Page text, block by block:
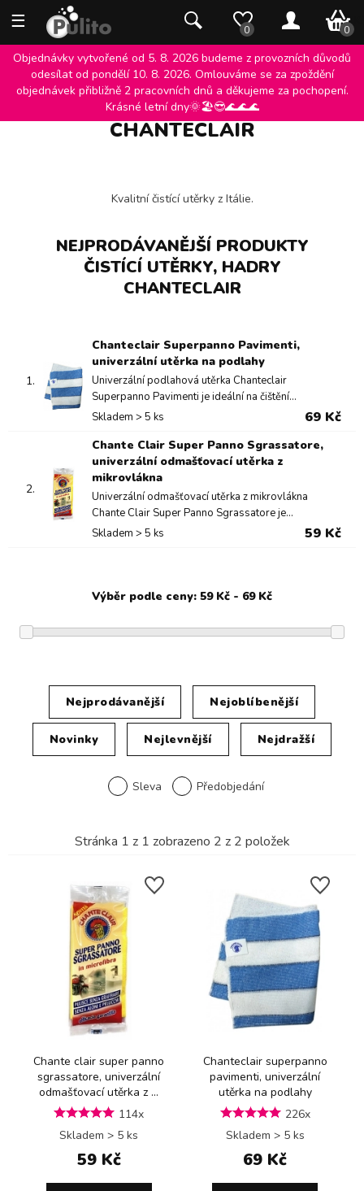
☰ 0 0
0
Objednávky vytvořené od 5. 8. 2026 budeme z provozních důvodů
odesílat od pondělí 10. 8. 2026. Omlouváme se za zpoždění
objednávek přibližně 2 pracovních dnů a děkujeme za pochopení.
Krásné letní dny🌞🏖️😎🌊🌊🌊
ČISTÍCÍ UTĚRKY, HADRY
CHANTECLAIR
Kvalitní čistící utěrky z Itálie.
NEJPRODÁVANĚJŠÍ PRODUKTY
ČISTÍCÍ UTĚRKY, HADRY
CHANTECLAIR
1.
Chanteclair Superpanno Pavimenti,
univerzální utěrka na podlahy
Univerzální podlahová utěrka Chanteclair
Superpanno Pavimenti je ideální na čištění...
Skladem > 5 ks
69 Kč
2.
Chante Clair Super Panno Sgrassatore,
univerzální odmašťovací utěrka z
mikrovlákna
Univerzální odmašťovací utěrka z mikrovlákna
Chante Clair Super Panno Sgrassatore je...
Skladem > 5 ks
59 Kč
Nejprodávanější Nejoblíbenější
Novinky Nejlevnější Nejdražší
Sleva Předobjedání
Stránka 1 z 1 zobrazeno 2 z 2 položek
Chante clair super panno
sgrassatore, univerzální
odmašťovací utěrka z ...
114x
Skladem > 5 ks
59 Kč
Chanteclair superpanno
pavimenti, univerzální
utěrka na podlahy
226x
Skladem > 5 ks
69 Kč